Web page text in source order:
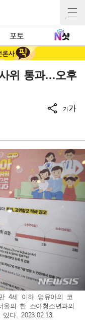
포토
위 통과…오후
가가
4세 이하 영유아의 코
의 한 소아청소년과의
다. 2023.02.13.